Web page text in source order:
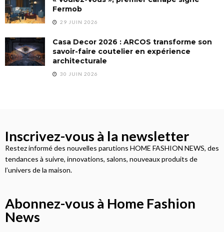
Fermob
29 JUIN 2026
Casa Decor 2026 : ARCOS transforme son
savoir-faire coutelier en expérience
architecturale
30 JUIN 2026
Inscrivez-vous à la newsletter
Restez informé des nouvelles parutions HOME FASHION NEWS, des
tendances à suivre, innovations, salons, nouveaux produits de
l’univers de la maison.
Abonnez-vous à Home Fashion
News